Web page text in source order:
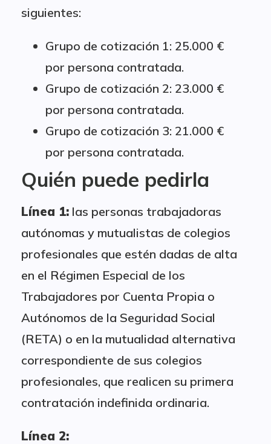
siguientes:
Grupo de cotización 1: 25.000 €
por persona contratada.
Grupo de cotización 2: 23.000 €
por persona contratada.
Grupo de cotización 3: 21.000 €
por persona contratada.
Quién puede pedirla
Línea 1: las personas trabajadoras
autónomas y mutualistas de colegios
profesionales que estén dadas de alta
en el Régimen Especial de los
Trabajadores por Cuenta Propia o
Autónomos de la Seguridad Social
(RETA) o en la mutualidad alternativa
correspondiente de sus colegios
profesionales, que realicen su primera
contratación indefinida ordinaria.
Línea 2: